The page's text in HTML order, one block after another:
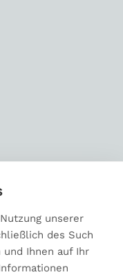
unserer
des Such
Ihnen auf Ihr